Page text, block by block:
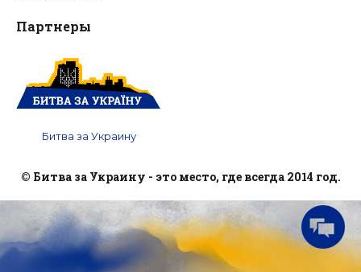
Партнеры
Битва за Украину
© Битва за Украину - это место, где всегда 2014 год.